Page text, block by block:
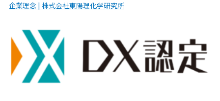
企業理念 | 株式会社東陽理化学研究所